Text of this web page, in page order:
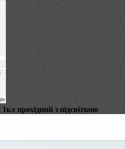
прохідний з підсвіткою